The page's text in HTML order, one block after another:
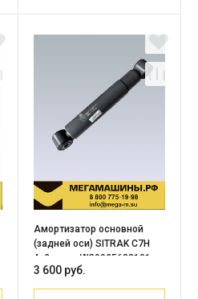
Амортизатор основной
(задней оси) SITRAK C7H
4x2 тягач WG9925688101
3 600 руб.